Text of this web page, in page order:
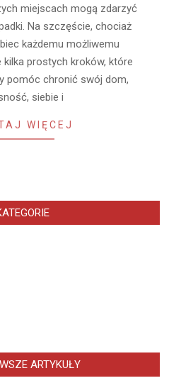
miejscach mogą zdarzyć
Na szczęście, chociaż
każdemu możliwemu
kilka prostych kroków, które
pomóc chronić swój dom,
siebie i
WIĘCEJ
ARTYKUŁY